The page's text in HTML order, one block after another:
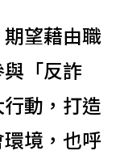
望藉由職
「反詐
動，打造
境，也呼